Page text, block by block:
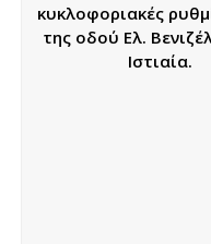
κυκλοφοριακές
της οδού Ελ.
Ιστιαία.